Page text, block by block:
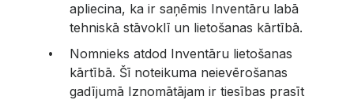
apliecina, ka ir saņēmis Inventāru labā
tehniskā stāvoklī un lietošanas kārtībā.
Nomnieks atdod Inventāru lietošanas
kārtībā. Šī noteikuma neievērošanas
gadījumā Iznomātājam ir tiesības prasīt